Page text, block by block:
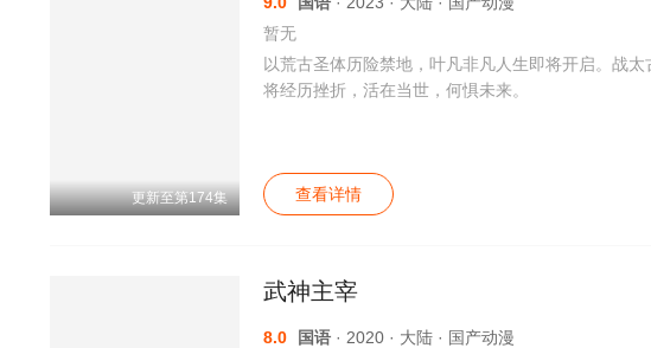
更新至第174集
暂无
以荒古圣体历险禁地，叶凡非凡人生即将开启。战
将经历挫折，活在当世，何惧未来。
查看详情
武神主宰
8.0 国语 · 2020 · 大陆 · 国产动漫